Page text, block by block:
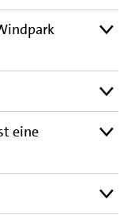
eine